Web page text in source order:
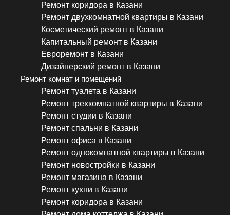
Ремонт коридора в Казани
Ремонт двухкомнатной квартиры в Казани
Косметический ремонт в Казани
Капитальный ремонт в Казани
Евроремонт в Казани
Дизайнерский ремонт в Казани
Ремонт комнат и помещений
Ремонт туалета в Казани
Ремонт трехкомнатной квартиры в Казани
Ремонт студии в Казани
Ремонт спальни в Казани
Ремонт офиса в Казани
Ремонт однокомнатной квартиры в Казани
Ремонт новостройки в Казани
Ремонт магазина в Казани
Ремонт кухни в Казани
Ремонт коридора в Казани